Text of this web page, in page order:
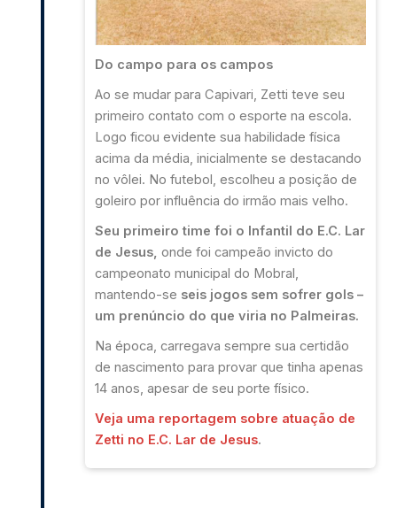
Do campo para os campos
Ao se mudar para Capivari, Zetti teve seu
primeiro contato com o esporte na escola.
Logo ficou evidente sua habilidade física
acima da média, inicialmente se destacando
no vôlei. No futebol, escolheu a posição de
goleiro por influência do irmão mais velho.
Seu primeiro time foi o Infantil do E.C. Lar
de Jesus, onde foi campeão invicto do
campeonato municipal do Mobral,
mantendo-se seis jogos sem sofrer gols –
um prenúncio do que viria no Palmeiras.
Na época, carregava sempre sua certidão
de nascimento para provar que tinha apenas
14 anos, apesar de seu porte físico.
Veja uma reportagem sobre atuação de
Zetti no E.C. Lar de Jesus.